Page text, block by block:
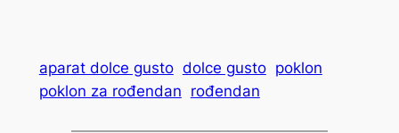
aparat dolce gusto dolce gusto poklon
poklon za rođendan rođendan